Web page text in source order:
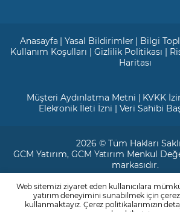
Anasayfa |Yasal Bildirimler | Bilgi
Kullanım Koşulları |Gizlilik Politikası |
Haritası
Müşteri Aydınlatma Metni | KVKK
Elekronik İleti İzni | Veri Sahibi
2026 © Tüm Hakları
GCM Yatırım, GCM Yatırım Menkul
markasıdır.
Ticari Sicil No:
Maslak V.D. :
Mersis No:
Web sitemizi ziyaret eden kullanıcılara
yatırım deneyimini sunabilmek için
kullanmaktayız. Çerez politikalarımızın